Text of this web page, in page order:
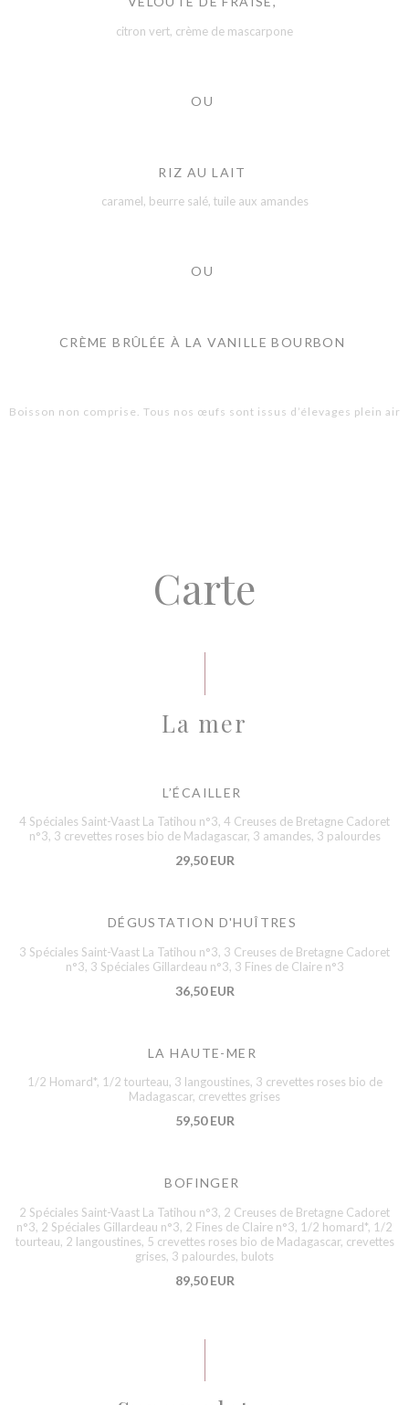
citron vert, crème de mascarpone
OU
RIZ AU LAIT
caramel, beurre salé, tuile aux amandes
OU
CRÈME BRÛLÉE À LA VANILLE BOURBON
Boisson non comprise. Tous nos œufs sont issus d’élevages plein air
Carte
La mer
L’ÉCAILLER
4 Spéciales Saint-Vaast La Tatihou n°3, 4 Creuses de Bretagne Cadoret
n°3, 3 crevettes roses bio de Madagascar, 3 amandes, 3 palourdes
29,50 EUR
DÉGUSTATION D'HUÎTRES
3 Spéciales Saint-Vaast La Tatihou n°3, 3 Creuses de Bretagne Cadoret
n°3, 3 Spéciales Gillardeau n°3, 3 Fines de Claire n°3
36,50 EUR
LA HAUTE-MER
1/2 Homard*, 1/2 tourteau, 3 langoustines, 3 crevettes roses bio de
Madagascar, crevettes grises
59,50 EUR
BOFINGER
2 Spéciales Saint-Vaast La Tatihou n°3, 2 Creuses de Bretagne Cadoret
n°3, 2 Spéciales Gillardeau n°3, 2 Fines de Claire n°3, 1/2 homard*, 1/2
tourteau, 2 langoustines, 5 crevettes roses bio de Madagascar, crevettes
grises, 3 palourdes, bulots
89,50 EUR